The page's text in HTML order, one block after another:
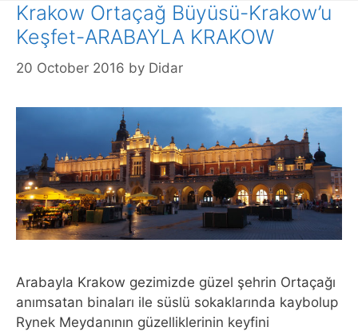
Krakow Ortaçağ Büyüsü-Krakow’u
Keşfet-ARABAYLA KRAKOW
20 October 2016 by Didar
Arabayla Krakow gezimizde güzel şehrin Ortaçağı
anımsatan binaları ile süslü sokaklarında kaybolup
Rynek Meydanının güzelliklerinin keyfini